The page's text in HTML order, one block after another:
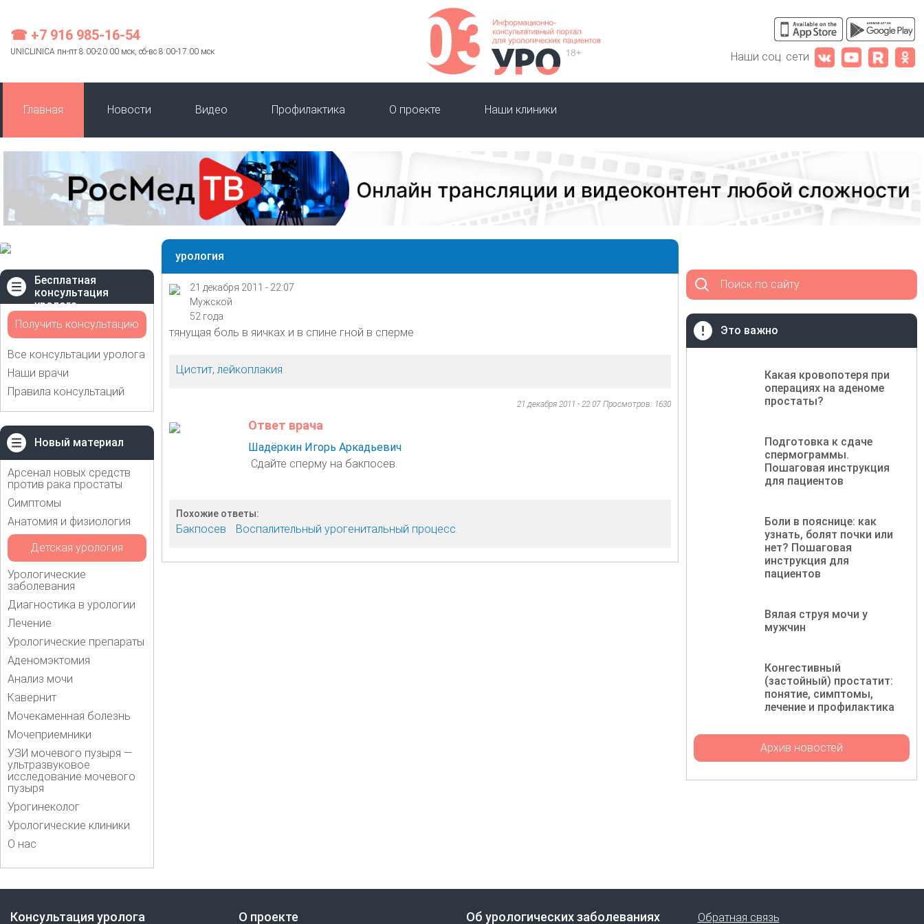
☎ +7 916 985-16-54
UNICLINICA пн-пт 8:00-20:00 мск, сб-вс 8:00-17:00 мск Наши соц. сети
Главная Новости Видео Профилактика О проекте Наши клиники
Бесплатная
консультация
уролога
Получить консультацию
Все консультации уролога
Наши врачи
Правила консультаций
Новый материал
Арсенал новых средств
против рака простаты
Симптомы
Анатомия и физиология
Детская урология
Урологические
заболевания
Диагностика в урологии
Лечение
Урологические препараты
Аденомэктомия
Анализ мочи
Кавернит
Мочекаменная болезнь
Мочеприемники
УЗИ мочевого пузыря —
ультразвуковое
исследование мочевого
пузыря
Урогинеколог
Урологические клиники
О нас
урология
21 декабря 2011 - 22:07
Мужской
52 года
тянущая боль в яичках и в спине гной в сперме
Цистит, лейкоплакия
21 декабря 2011 - 22:07 Просмотров: 1630
Ответ врача
Шадёркин Игорь Аркадьевич
Сдайте сперму на бакпосев.
Похожие ответы:
Бакпосев Воспалительный урогенитальный процесс.
Поиск по сайту
Это важно
Какая кровопотеря при
операциях на аденоме
простаты?
Подготовка к сдаче
спермограммы.
Пошаговая инструкция
для пациентов
Боли в пояснице: как
узнать, болят почки или
нет? Пошаговая
инструкция для
пациентов
Вялая струя мочи у
мужчин
Конгестивный
(застойный) простатит:
понятие, симптомы,
лечение и профилактика
Архив новостей
Консультация уролога О проекте Об урологических заболеваниях Обратная связь